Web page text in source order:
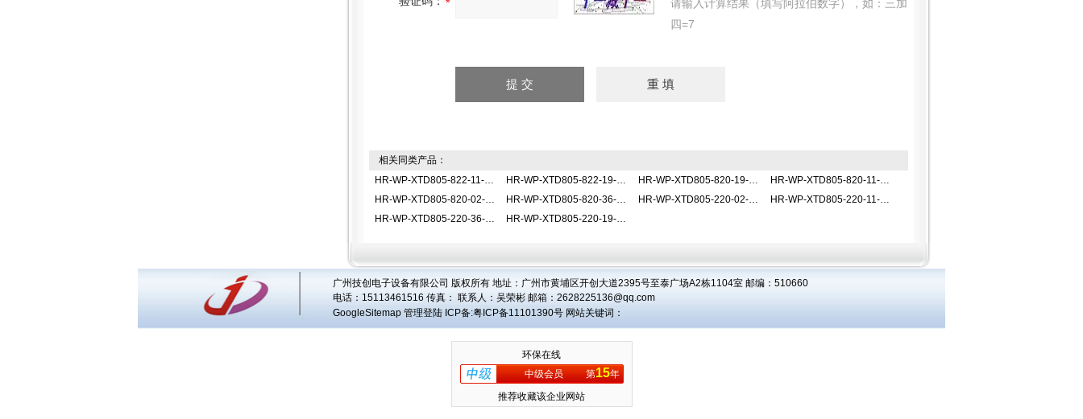
请输入计算结果（填写阿拉伯数字），如：三加
四=7
相关同类产品：
HR-WP-XTD805-822-11-HL-AHR-WP-XTD805-822-11-HL-A调节仪
HR-WP-XTD805-822-19-HL-AHR-WP-XTD805-822-19-HL-A调节仪 HR-WP-XTD805-820-19-HL-AHR-WP-XTD805-820-19-HL-A调节仪
HR-WP-XTD805-820-11-HL-AHR-WP-XTD805-820-11-HL-A调节仪
HR-WP-XTD805-820-02-HL-AHR-WP-XTD805-820-02-HL-A调节仪
HR-WP-XTD805-820-36-HL-AHR-WP-XTD805-820-36-HL-A调节仪 HR-WP-XTD805-220-02-HL-AHR-WP-XTD805-220-02-HL-A调节仪
HR-WP-XTD805-220-11-HL-AHR-WP-XTD805-220-11-HL-A调节仪
HR-WP-XTD805-220-36-HL-AHR-WP-XTD805-220-36-HL-A调节仪
HR-WP-XTD805-220-19-HL-AHR-WP-XTD805-220-19-HL-A调节仪
广州技创电子设备有限公司 版权所有 地址：广州市黄埔区开创大道2395号至泰广场A2栋1104室 邮编：510660
电话：15113461516 传真： 联系人： 吴荣彬 邮箱： 2628225136@qq.com
GoogleSitemap 管理登陆 ICP备:粤ICP备11101390号 网站关键词：
环保在线
中级会员
第15年
推荐收藏该企业网站